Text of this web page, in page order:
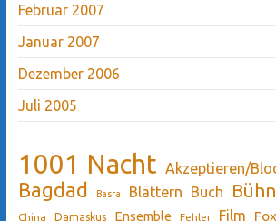
Februar 2007
Januar 2007
Dezember 2006
Juli 2005
1001 Nacht Akzeptieren/
Bagdad Basra Blättern Buch
China Damaskus Ensemble Fehler Film